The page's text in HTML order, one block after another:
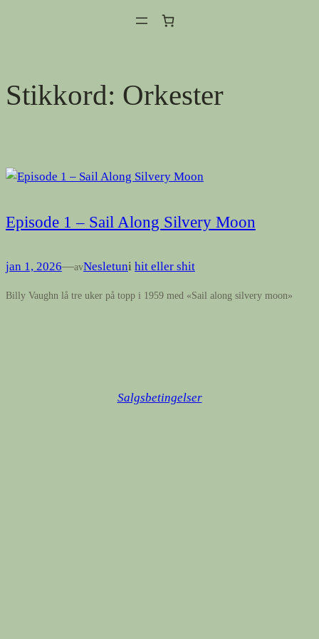
Stikkord: Orkester
Episode 1 – Sail Along Silvery Moon
jan 1, 2026—avNesletuni hit eller shit
Billy Vaughn lå tre uker på topp i 1959 med «Sail along silvery moon»
Salgsbetingelser